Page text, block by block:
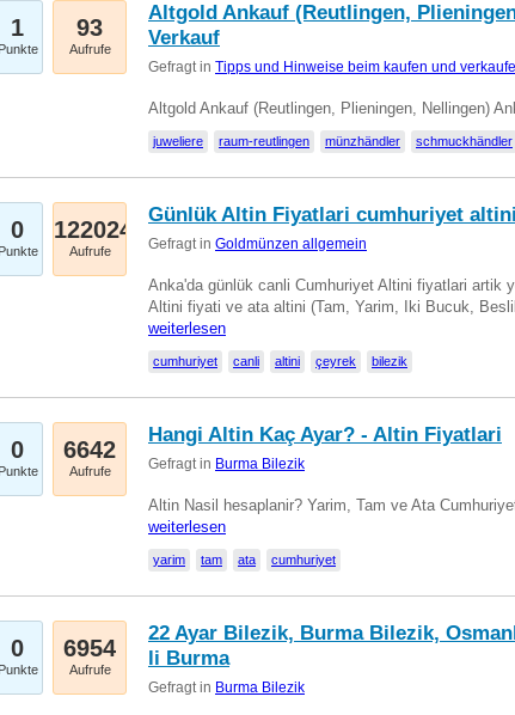
1
Punkte
93
Aufrufe
Altgold Ankauf (Reutlingen,
Verkauf
Gefragt in Tipps und Hinweise beim kaufen und
Altgold Ankauf (Reutlingen, Plieningen, Nellingen)
juweliere raum-reutlingen münzhändler schmuckhändler
0
Punkte
122024
Aufrufe
Günlük Altin Fiyatlari cumhuriyet altini
Gefragt in Goldmünzen allgemein
Anka'da günlük canli Cumhuriyet Altini fiyatlari artik
Altini fiyati ve ata altini (Tam, Yarim, Iki Bucuk,
weiterlesen
cumhuriyet canli altini çeyrek bilezik
0
Punkte
6642
Aufrufe
Hangi Altin Kaç Ayar? - Altin Fiyatlari
Gefragt in Burma Bilezik
Altin Nasil hesaplanir? Yarim, Tam ve Ata
weiterlesen
yarim tam ata cumhuriyet
0
Punkte
6954
Aufrufe
22 Ayar Bilezik, Burma Bilezik,
li Burma
Gefragt in Burma Bilezik